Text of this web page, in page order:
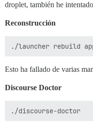
droplet, también he
Reconstrucción
Esto ha fallado de varias
Discourse Doctor